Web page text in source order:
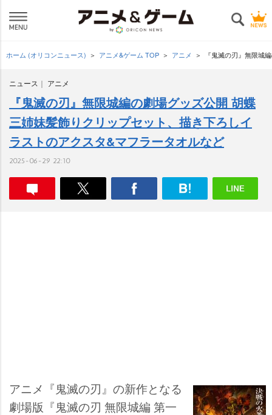
ホーム (オリコンニュース) アニメ&ゲーム TOP アニメ 『鬼滅の刃』無限城
ニュース アニメ
『鬼滅の刃』無限城編の劇場グッズ公開 胡蝶
三姉妹髪飾りクリップセット、描き下ろしイ
ラストのアクスタ&マフラータオルなど
2025-06-29 22:10
アニメ『鬼滅の刃』の新作となる
劇場版『鬼滅の刃 無限城編 第一